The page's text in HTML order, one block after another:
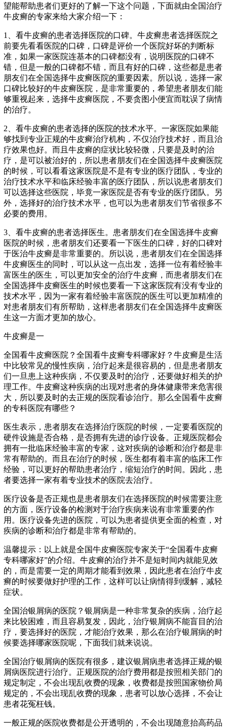
望能帮助患者们更好的了解一下这个问题，下面就由全国治疗
牛皮癣的专家来给大家介绍一下：
1、看牛皮癣的患者选择医院的口碑。牛皮癣患者选择医院之
前要先看看医院的口碑，口碑是评价一个医院好坏的判断标
准，如果一家医院连基本的口碑都没有，说明医院的口碑不
错，但是一般的口碑都不错，而且有好的口碑，这些都是患者
朋友们在全国选择牛皮癣医院的重要因素。所以说，选择一家
口碑比较好的牛皮癣医院，是非常重要的，希望患者朋友们能
够重视起来，选择牛皮癣医院，不要贪图小便宜而耽误了病情
的治疗。
2、看牛皮癣的患者选择的医院的技术水平。一家医院如果能
够找到专业正规的牛皮癣治疗机构，不仅治疗技术好，而且治
疗效果也好。而且牛皮癣的症状比较轻微，只要是及时的治
疗，是可以被治好的，所以患者朋友们在全国选择牛皮癣医院
的时候，可以看看这家医院是不是有专业的医疗团队，专业的
治疗技术水平和临床经验丰富的医疗团队，所以说患者朋友们
可以选择这些医院，毕竟一家医院是否有专业的医疗团队。另
外，选择好的治疗技术水平，也可以为患者朋友们节省很多不
必要的费用。
3、看牛皮癣的患者选择医生。患者朋友们在全国选择牛皮癣
医院的时候，患者朋友们还要看一下医生的口碑，好的口碑对
于医治牛皮癣是非常重要的。所以说，患者朋友们在全国选择
牛皮癣医生的同时，可以从这一点出发，选择一位有着经验丰
富医生的医生，可以更加安全的治疗牛皮癣，而患者朋友们在
全国选择牛皮癣医生的时候也要看一下这家医院有没有专业的
技术水平，因为一家有着经验丰富医院的医生可以更加精准的
对患者朋友们有所帮助，这样患者朋友们在全国选择牛皮癣医
生这一方面才更加的放心。
牛皮癣是一
全国看牛皮癣医院？全国看牛皮癣专科哪家好？牛皮癣是生活
中比较常见的慢性疾病，治疗起来是很容易的，但是患者朋友
们一旦患上这种疾病，不仅要及时的治疗，还要做好相关的护
理工作。牛皮癣这种疾病的出现对患者的身体健康带来危害很
大，所以要及时的去正规的医院看诊治疗。那么全国看牛皮癣
的专科医院有哪些？
医生表示，患者朋友在选择治疗医院的时候，一定要看医院的
硬件设施是否合格，是否拥有先进的诊疗设备。正规医院都会
拥有一批临床经验丰富的专家，这对疾病的诊断和治疗都是非
常有帮助的。而且在治疗的时候，医生都有着丰富的临床工作
经验，可以更好的帮助患者治疗，缩短治疗的时间。因此，患
者要选择一家有着专业技术的医院去治疗。
医疗设备是否正规也是患者朋友们在选择医院的时候需要注意
的方面，医疗设备的检测对于治疗疾病来说有非常重要的作
用。医疗设备先进的医院，可以为患者提供更全面的检查，对
疾病的诊断和治疗都是非常有帮助的。
温馨提示：以上就是全国牛皮癣医院专家关于“全国看牛皮癣
专科哪家好”的介绍。牛皮癣的治疗并不是短时间内就能见效
的，而是需要一定的周期才能看到效果，因此患者在治疗牛皮
癣的时候要做好护理的工作，这样可以让病情得到缓解，减轻
症状。
全国治银屑病的医院？银屑病是一种非常复杂的疾病，治疗起
来比较困难，而且容易复发，因此，治疗银屑病不能盲目的治
疗，要选择好的医院，才能治疗效果，那么在治疗银屑病的时
候要选择哪家医院呢，下面我们就来说说。
全国治疗银屑病的医院有很多，建议银屑病患者选择正规的银
屑病医院进行治疗。正规医院的治疗费用都是按照相关部门的
规定制定，不会出现乱收费的现象，收费都是按照国家物价局
规定的，不会出现乱收费的现象，患者可以放心选择，不会让
患者花冤枉钱。
一般正规的医院收费都是公开透明的，不会出现随意抬高药品